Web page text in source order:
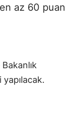
az 60 puan